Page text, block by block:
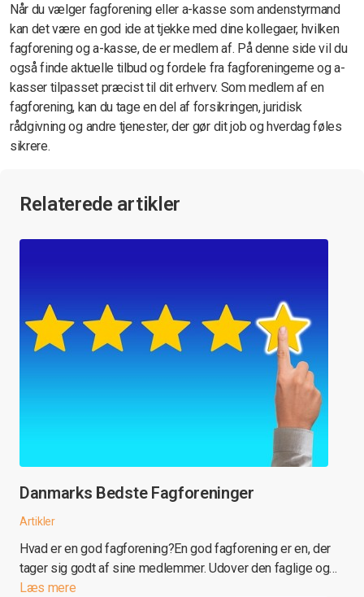
Når du vælger fagforening eller a-kasse som andenstyrmand
kan det være en god ide at tjekke med dine kollegaer, hvilken
fagforening og a-kasse, de er medlem af. På denne side vil du
også finde aktuelle tilbud og fordele fra fagforeningerne og a-
kasser tilpasset præcist til dit erhverv. Som medlem af en
fagforening, kan du tage en del af forsikringen, juridisk
rådgivning og andre tjenester, der gør dit job og hverdag føles
sikrere.
Relaterede artikler
Danmarks Bedste Fagforeninger
Artikler
Hvad er en god fagforening?En god fagforening er en, der
tager sig godt af sine medlemmer. Udover den faglige og…
Læs mere